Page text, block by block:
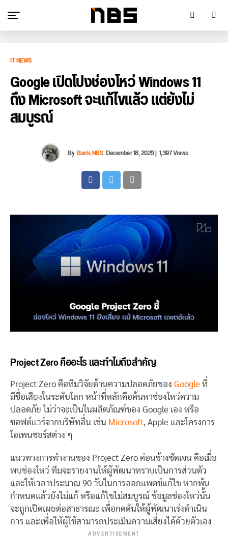
IT NEWS
Google เปิดโปงช่องโหว่ Windows 11
ถึง Microsoft จะแก้ไขแล้ว แต่ยังไม่
สมบูรณ์
ByBank_NBSDecember 18, 2025| 1,397 Views
Project Zero คืออะไร และทำไมถึงสำคัญ
Project Zero คือทีมวิจัยด้านความปลอดภัยของ Google ที่
มีชื่อเสียงในระดับโลก หน้าที่หลักคือค้นหาช่องโหว่ความ
ปลอดภัย ไม่ว่าจะเป็นในผลิตภัณฑ์ของ Google เอง หรือ
ซอฟต์แวร์จากบริษัทอื่น เช่น Microsoft, Apple และโครงการ
โอเพนซอร์สต่าง ๆ
แนวทางการทำงานของ Project Zero ค่อนข้างชัดเจน คือเมื่อ
พบช่องโหว่ ทีมจะรายงานให้ผู้พัฒนาทราบเป็นการส่วนตัว
และให้เวลาประมาณ 90 วันในการออกแพตช์แก้ไข หากพ้น
กำหนดแล้วยังไม่แก้ หรือแก้ไขไม่สมบูรณ์ ข้อมูลช่องโหว่นั้น
จะถูกเปิดเผยต่อสาธารณะ เพื่อกดดันให้ผู้พัฒนาเร่งดำเนิน
การ และเพื่อให้ผู้ใช้สามารถประเมินความเสี่ยงได้ด้วยตัวเอง
ADVERTISEMENT